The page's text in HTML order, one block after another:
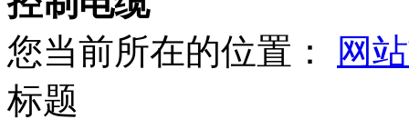
您当前所在的位置：
网
标题